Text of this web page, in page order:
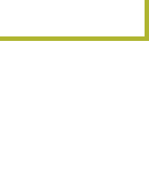
Abuztuaren 30a / 30 de